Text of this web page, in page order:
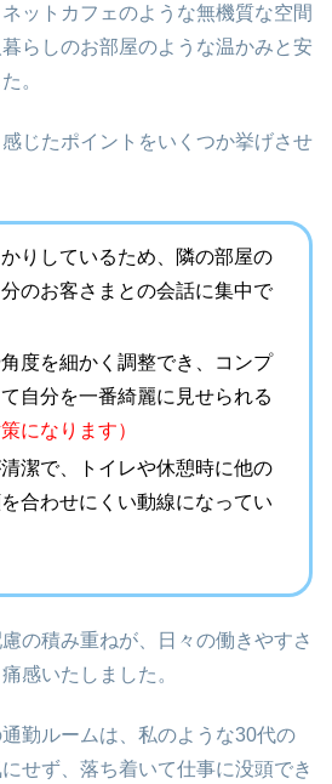
ットカフェのような無機質な空間
らしのお部屋のような温かみと安
。
じたポイントをいくつか挙げさせ
りしているため、隣の部屋の
のお客さまとの会話に集中で
度を細かく調整でき、コンプ
自分を一番綺麗に見せられる
になります）
潔で、トイレや休憩時に他の
合わせにくい動線になってい
の積み重ねが、日々の働きやすさ
感いたしました。
勤ルームは、私のような30代の
せず、落ち着いて仕事に没頭でき